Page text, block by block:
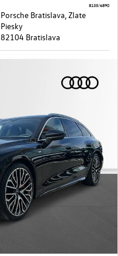
Porsche Bratislava, Zlate
Piesky
82104 Bratislava
8135/6890